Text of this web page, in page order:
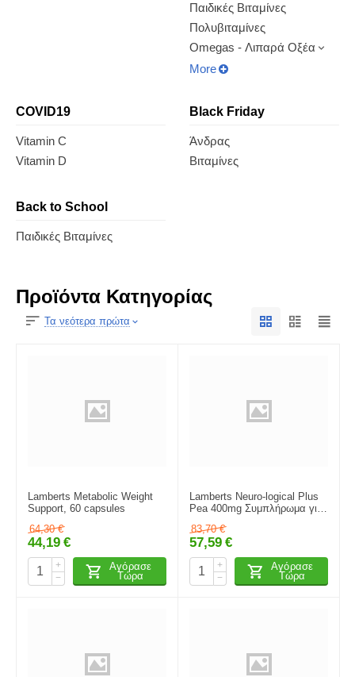
Παιδικές Βιταμίνες
Πολυβιταμίνες
Omegas - Λιπαρά Οξέα
More
COVID19
Vitamin C
Vitamin D
Black Friday
Άνδρας
Βιταμίνες
Back to School
Παιδικές Βιταμίνες
Προϊόντα Κατηγορίας
Τα νεότερα πρώτα
Lamberts Metabolic Weight
Support, 60 capsules
64,30 €
44,19 €
+
−
Αγόρασε
Τώρα
Lamberts Neuro-logical Plus
Pea 400mg Συμπλήρωμα για
60 κάψουλες
83,70 €
57,59 €
+
−
Αγόρασε
Τώρα